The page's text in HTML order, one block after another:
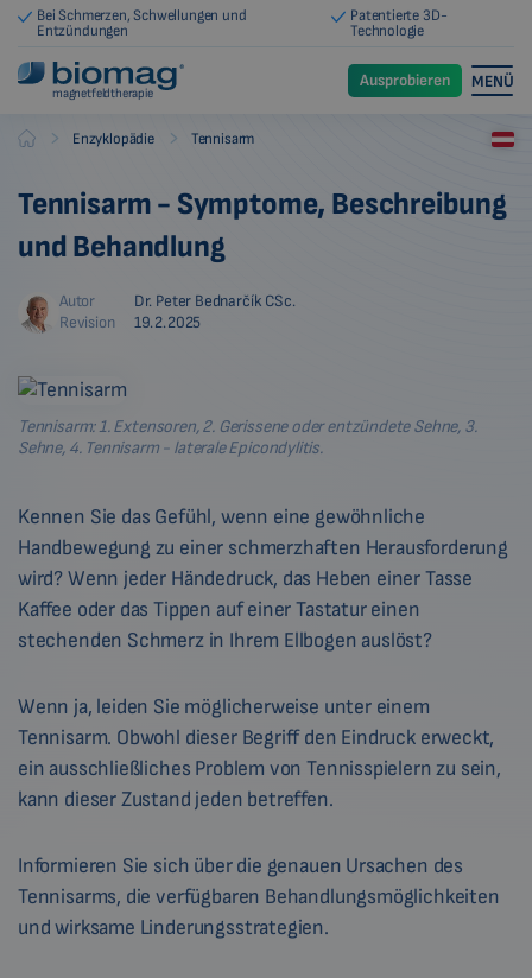
Bei Schmerzen, Schwellungen und
Entzündungen
Patentierte 3D-
Technologie
magnetfeldtherapie
Ausprobieren MENÜ
Biomag Enzyklopädie Tennisarm
Tennisarm - Symptome, Beschreibung
und Behandlung
Autor
Dr. Peter Bednarčík CSc.
Revision
19.2.2025
Tennisarm: 1. Extensoren, 2. Gerissene oder entzündete Sehne, 3.
Sehne, 4. Tennisarm - laterale Epicondylitis.
Kennen Sie das Gefühl, wenn eine gewöhnliche
Handbewegung zu einer schmerzhaften Herausforderung
wird? Wenn jeder Händedruck, das Heben einer Tasse
Kaffee oder das Tippen auf einer Tastatur einen
stechenden Schmerz in Ihrem Ellbogen auslöst?
Wenn ja, leiden Sie möglicherweise unter einem
Tennisarm. Obwohl dieser Begriff den Eindruck erweckt,
ein ausschließliches Problem von Tennisspielern zu sein,
kann dieser Zustand jeden betreffen.
Informieren Sie sich über die genauen Ursachen des
Tennisarms, die verfügbaren Behandlungsmöglichkeiten
und wirksame Linderungsstrategien.